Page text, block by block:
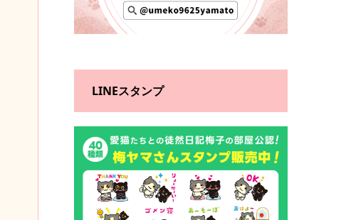
LINEスタンプ